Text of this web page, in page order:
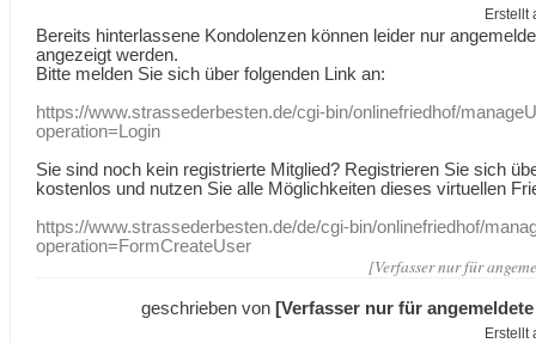
Erstellt
Bereits hinterlassene Kondolenzen können leider nur
angezeigt werden.
Bitte melden Sie sich über folgenden Link an:
https://www.strassederbesten.de/cgi-bin/onlinefriedhof/
operation=Login
Sie sind noch kein registrierte Mitglied? Registrieren Sie sich
kostenlos und nutzen Sie alle Möglichkeiten dieses virtuellen
https://www.strassederbesten.de/de/cgi-bin/onlinefriedhof/
operation=FormCreateUser
[Verfasser nur für
geschrieben von [Verfasser nur für
Erstellt